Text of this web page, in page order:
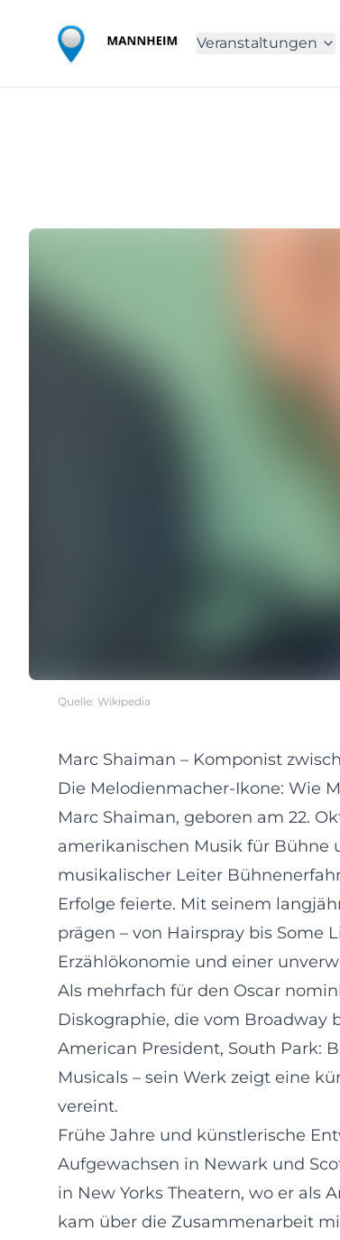
Veranstaltungen
Quelle: Wikipedia
Marc Shaiman – Komponist
Die Melodienmacher-Ikone: Wie
Marc Shaiman, geboren am 22.
amerikanischen Musik für Bühne
musikalischer Leiter
Erfolge feierte. Mit seinem
prägen – von Hairspray bis
Erzählökonomie und einer
Als mehrfach für den Oscar
Diskographie, die vom Broadway
American President, South Park:
Musicals – sein Werk zeigt eine
vereint.
Frühe Jahre und künstlerische
Aufgewachsen in Newark und
in New Yorks Theatern, wo er als
kam über die Zusammenarbeit